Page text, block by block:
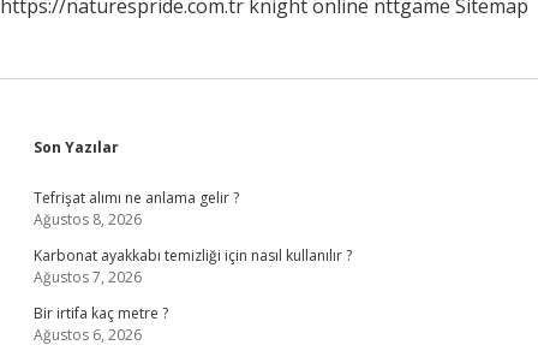
https://naturespride.com.tr knight online nttgame Sitemap
Sidebar
Son Yazılar
Tefrişat alımı ne anlama gelir ?
Ağustos 8, 2026
Karbonat ayakkabı temizliği için nasıl kullanılır ?
Ağustos 7, 2026
Bir irtifa kaç metre ?
Ağustos 6, 2026